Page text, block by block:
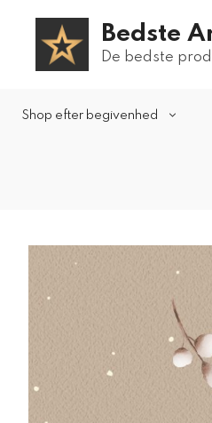
Bedste
De bedste
Shop efter begivenhed